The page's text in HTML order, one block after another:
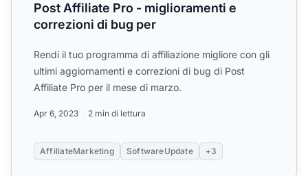
Post Affiliate Pro - miglioramenti e
correzioni di bug per
Rendi il tuo programma di affiliazione migliore con gli
ultimi aggiornamenti e correzioni di bug di Post
Affiliate Pro per il mese di marzo.
Apr 6, 2023 2 min di lettura
AffiliateMarketing SoftwareUpdate +3